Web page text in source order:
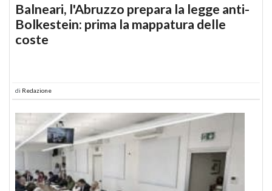
Balneari, l'Abruzzo prepara la legge anti-
Bolkestein: prima la mappatura delle
coste
di Redazione